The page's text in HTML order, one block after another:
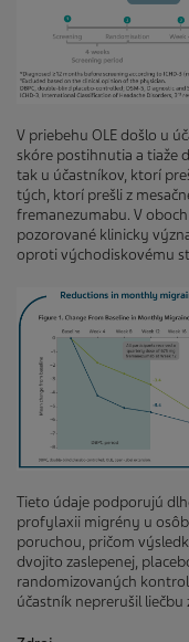
V priebehu OLE došlo u
skóre postihnutia a tiaže
tak u účastníkov, ktorí
tých, ktorí prešli z
fremanezumabu. V
pozorované klinicky
oproti východiskovému
Tieto údaje podporujú
profylaxii migrény u
poruchou, pričom
dvojito zaslepenej,
randomizovaných
účastník neprerušil